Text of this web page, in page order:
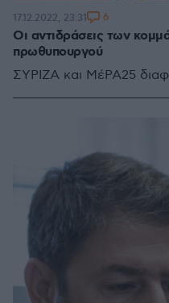
Οι αντιδράσεις των
πρωθυπουργού
ΣΥΡΙΖΑ και ΜέΡΑ25
17.12.2022, 23:31 6